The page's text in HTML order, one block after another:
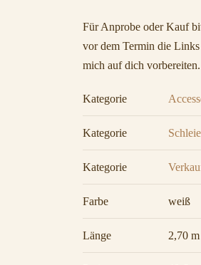
Für Anprobe oder Kauf
vor dem Termin die
mich auf dich vorbereiten.
Kategorie
Kategorie
Kategorie
Farbe weiß
Länge 2,70 m